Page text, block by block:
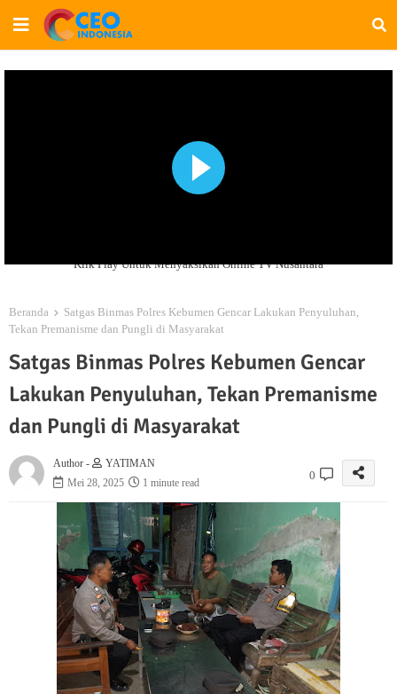
Klik Play Untuk Menyaksikan Online TV Nusantara
Beranda
Satgas Binmas Polres Kebumen Gencar Lakukan Penyuluhan,
Tekan Premanisme dan Pungli di Masyarakat
Satgas Binmas Polres Kebumen Gencar
Lakukan Penyuluhan, Tekan Premanisme
dan Pungli di Masyarakat
Author -
YATIMAN
Mei 28, 2025
1 minute read
0